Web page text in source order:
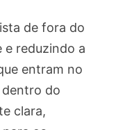
de fora do
e reduzindo a
entram no
do
clara,